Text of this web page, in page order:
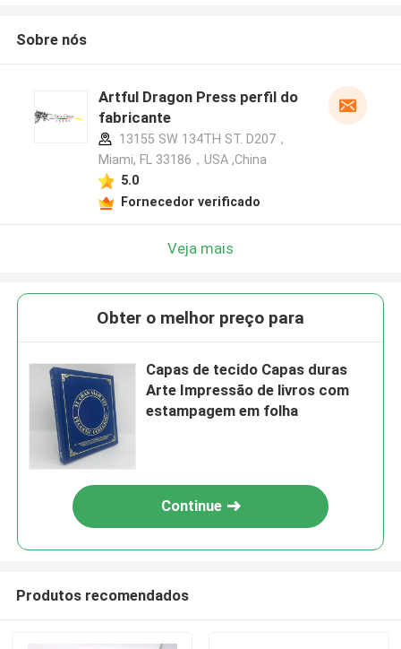
Sobre nós
Artful Dragon Press perfil do
fabricante
13155 SW 134TH ST. D207，
Miami, FL 33186，USA ,China
5.0
Fornecedor verificado
Veja mais
Obter o melhor preço para
Capas de tecido Capas duras
Arte Impressão de livros com
estampagem em folha
Continue
Produtos recomendados